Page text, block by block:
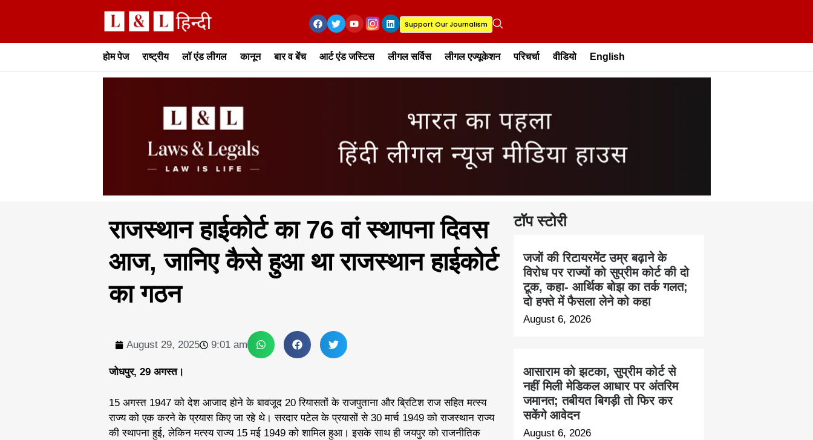
Support Our Journalism
होम पेज राष्ट्रीय लॉ एंड लीगल कानून बार व बेंच आर्ट एंड जस्टिस लीगल सर्विस लीगल एज्यूकेशन परिचर्चा वीडियो English
टॉप स्टोरी
जजों की रिटायरमेंट उम्र बढ़ाने के
विरोध पर राज्यों को सुप्रीम कोर्ट की दो
टूक, कहा- आर्थिक बोझ का तर्क गलत;
दो हफ्ते में फैसला लेने को कहा
August 6, 2026
आसाराम को झटका, सुप्रीम कोर्ट से
नहीं मिली मेडिकल आधार पर अंतरिम
जमानत; तबीयत बिगड़ी तो फिर कर
सकेंगे आवेदन
August 6, 2026
राजस्थान हाईकोर्ट का 76 वां स्थापना दिवस
आज, जानिए कैसे हुआ था राजस्थान हाईकोर्ट
का गठन
August 29, 2025 9:01 am
जोधपुर, 29 अगस्त।
15 अगस्त 1947 को देश आजाद होने के बावजूद 20 रियासतों के राजपुताना और ब्रिटिश राज सहित मत्स्य
राज्य को एक करने के प्रयास किए जा रहे थे। सरदार पटेल के प्रयासों से 30 मार्च 1949 को राजस्थान राज्य
की स्थापना हुई, लेकिन मत्स्य राज्य 15 मई 1949 को शामिल हुआ। इसके साथ ही जयपुर को राजनीतिक